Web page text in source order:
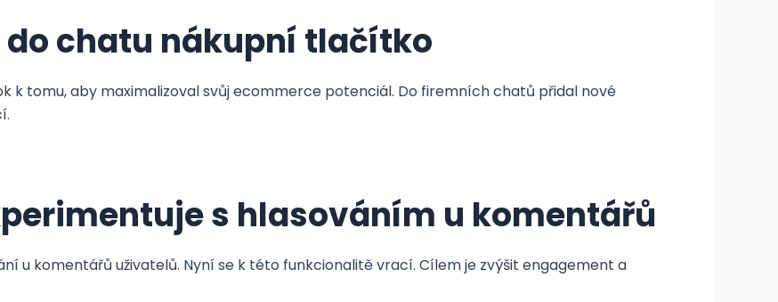
chatu nákupní tlačítko
k tomu, aby maximalizoval svůj ecommerce potenciál. Do firemních chatů přidal nové
s hlasováním u komentářů
u komentářů uživatelů. Nyní se k této funkcionalitě vrací. Cílem je zvýšit engagement a